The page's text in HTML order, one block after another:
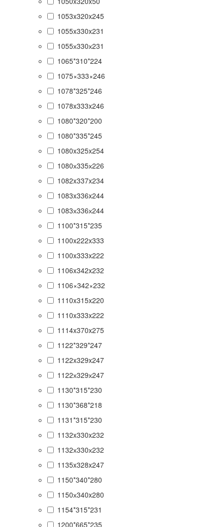
1053x320x245
1055x330x231
1055х330х231
1065*310*224
1075×333×246
1078*325*246
1078x333x246
1080*320*200
1080*335*245
1080x325x254
1080х335х226
1082x337x234
1083x336x244
1083х336х244
1100*315*235
1100x222x333
1100x333x222
1106x342x232
1106×342×232
1110x315x220
1110x333x222
1114x370x275
1122*329*247
1122x329x247
1122х329х247
1130*315*230
1130*368*218
1131*315*230
1132x330x232
1132х330х232
1135x328x247
1150*340*280
1150х340x280
1154*315*231
1200*665*235